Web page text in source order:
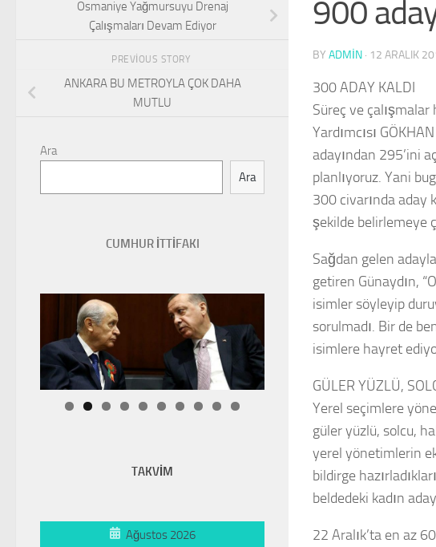
900
BY ADMIN · 12 ARALIK
300 ADAY KALDI
Süreç ve
Yardımcısı
adayından 295’ini
planlıyoruz. Yani
300 civarında aday
şekilde belirlemeye
Sağdan gelen
getiren Günaydın,
isimler söyleyip
sorulmadı. Bir de
isimlere hayret
GÜLER YÜZLÜ,
Yerel seçimlere
güler yüzlü, solcu,
yerel yönetimlerin
bildirge
beldedeki kadın
22 Aralık’ta en az
Osmaniye Yağmursuyu Drenaj
Çalışmaları Devam Ediyor
PREVIOUS STORY
ANKARA BU METROYLA ÇOK DAHA
MUTLU
Ara
Ara
CUMHUR İTTİFAKI
TAKVİM
Ağustos 2026